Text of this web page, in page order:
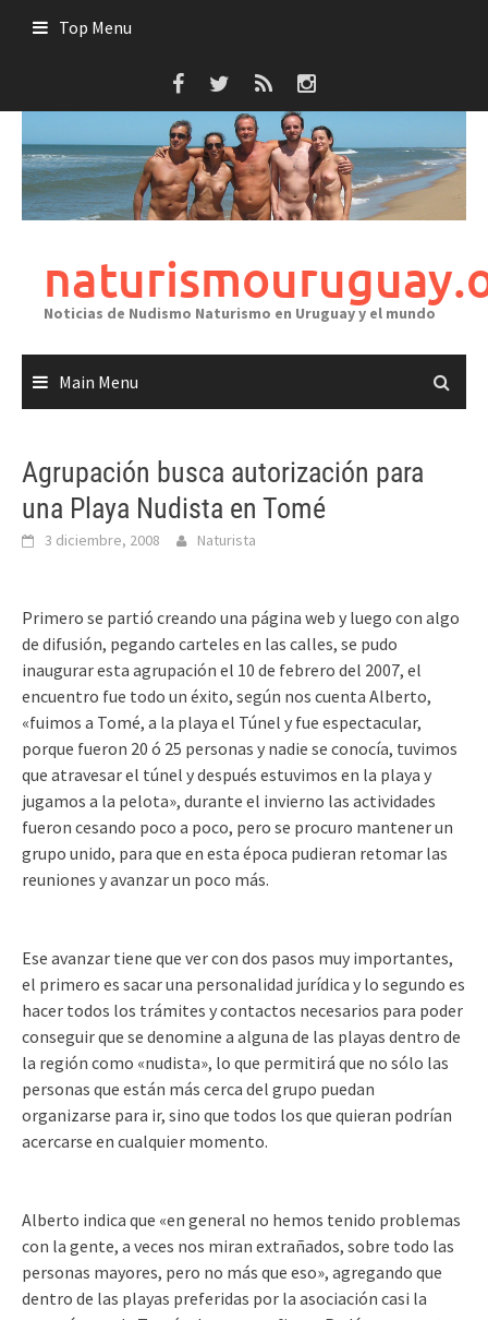
Top Menu
Noticias de Nudismo Naturismo en Uruguay y el mundo
Main Menu
Agrupación busca autorización para
una Playa Nudista en Tomé
3 diciembre, 2008 Naturista
Primero se partió creando una página web y luego con algo
de difusión, pegando carteles en las calles, se pudo
inaugurar esta agrupación el 10 de febrero del 2007, el
encuentro fue todo un éxito, según nos cuenta Alberto,
«fuimos a Tomé, a la playa el Túnel y fue espectacular,
porque fueron 20 ó 25 personas y nadie se conocía, tuvimos
que atravesar el túnel y después estuvimos en la playa y
jugamos a la pelota», durante el invierno las actividades
fueron cesando poco a poco, pero se procuro mantener un
grupo unido, para que en esta época pudieran retomar las
reuniones y avanzar un poco más.
Ese avanzar tiene que ver con dos pasos muy importantes,
el primero es sacar una personalidad jurídica y lo segundo es
hacer todos los trámites y contactos necesarios para poder
conseguir que se denomine a alguna de las playas dentro de
la región como «nudista», lo que permitirá que no sólo las
personas que están más cerca del grupo puedan
organizarse para ir, sino que todos los que quieran podrían
acercarse en cualquier momento.
Alberto indica que «en general no hemos tenido problemas
con la gente, a veces nos miran extrañados, sobre todo las
personas mayores, pero no más que eso», agregando que
dentro de las playas preferidas por la asociación casi la